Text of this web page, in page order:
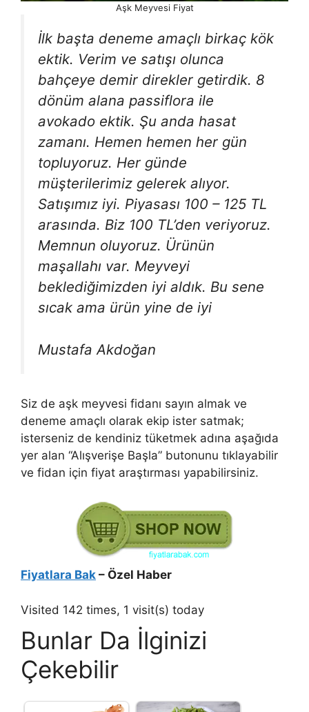
Aşk Meyvesi Fiyat
İlk başta deneme amaçlı birkaç kök
ektik. Verim ve satışı olunca
bahçeye demir direkler getirdik. 8
dönüm alana passiflora ile
avokado ektik. Şu anda hasat
zamanı. Hemen hemen her gün
topluyoruz. Her günde
müşterilerimiz gelerek alıyor.
Satışımız iyi. Piyasası 100 – 125 TL
arasında. Biz 100 TL’den veriyoruz.
Memnun oluyoruz. Ürünün
maşallahı var. Meyveyi
beklediğimizden iyi aldık. Bu sene
sıcak ama ürün yine de iyi
Mustafa Akdoğan
Siz de aşk meyvesi fidanı sayın almak ve
deneme amaçlı olarak ekip ister satmak;
isterseniz de kendiniz tüketmek adına aşağıda
yer alan “Alışverişe Başla” butonunu tıklayabilir
ve fidan için fiyat araştırması yapabilirsiniz.
Fiyatlara Bak – Özel Haber
Visited 142 times, 1 visit(s) today
Bunlar Da İlginizi
Çekebilir